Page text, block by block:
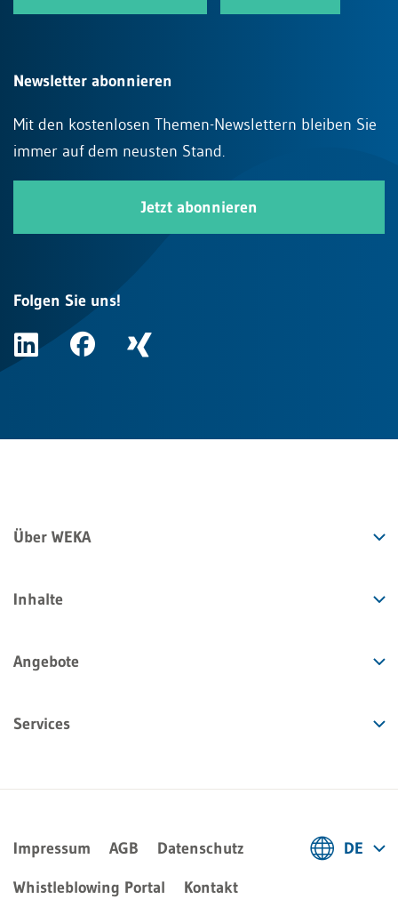
Newsletter abonnieren
Mit den kostenlosen Themen-Newslettern bleiben Sie
immer auf dem neusten Stand.
Jetzt abonnieren
Folgen Sie uns!
Über WEKA
Inhalte
Angebote
Services
Impressum AGB
Datenschutz
Whistleblowing Portal
Kontakt
DE